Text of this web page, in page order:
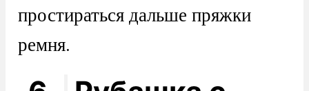
простираться дальше пряжки
ремня.